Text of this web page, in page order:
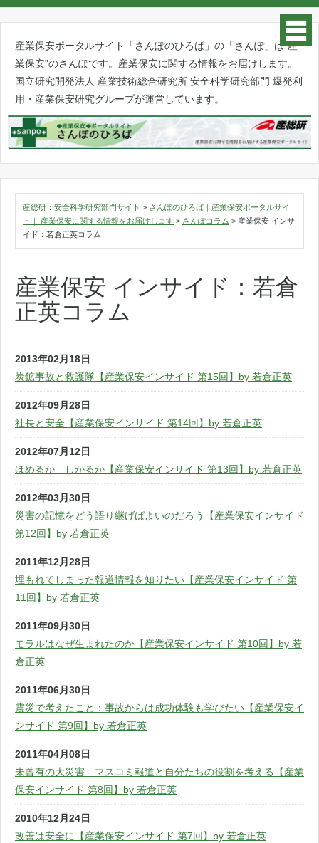
産業保安ポータルサイト「さんぽのひろば」の「さんぽ」は”産
業保安”のさんぽです。産業保安に関する情報をお届けします。
国立研究開発法人 産業技術総合研究所 安全科学研究部門 爆発利
用・産業保安研究グループが運営しています。
産総研：安全科学研究部門サイト > さんぽのひろば｜産業保安ポータルサイ
ト｜ 産業保安に関する情報をお届けします > さんぽコラム > 産業保安 インサ
イド：若倉正英コラム
産業保安 インサイド：若倉
正英コラム
2013年02月18日
炭鉱事故と救護隊【産業保安インサイド 第15回】by 若倉正英
2012年09月28日
社長と安全【産業保安インサイド 第14回】by 若倉正英
2012年07月12日
ほめるか しかるか【産業保安インサイド 第13回】by 若倉正英
2012年03月30日
災害の記憶をどう語り継げばよいのだろう【産業保安インサイド
第12回】by 若倉正英
2011年12月28日
埋もれてしまった報道情報を知りたい【産業保安インサイド 第
11回】by 若倉正英
2011年09月30日
モラルはなぜ生まれたのか【産業保安インサイド 第10回】by 若
倉正英
2011年06月30日
震災で考えたこと：事故からは成功体験も学びたい【産業保安イ
ンサイド 第9回】by 若倉正英
2011年04月08日
未曾有の大災害 マスコミ報道と自分たちの役割を考える【産業
保安インサイド 第8回】by 若倉正英
2010年12月24日
改善は安全に【産業保安インサイド 第7回】by 若倉正英